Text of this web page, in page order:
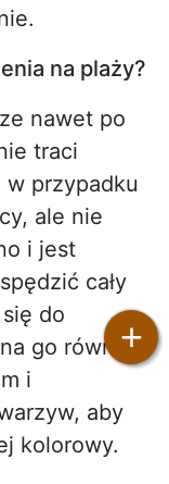
na plaży?
nawet po
traci
przypadku
ale nie
i jest
cały
do
go również
i
aby
kolorowy.
+